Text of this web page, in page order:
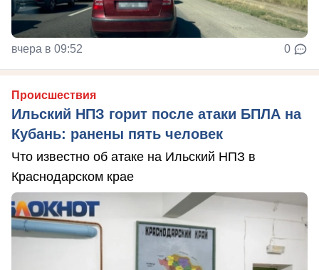
вчера в 09:52 0
Происшествия
Ильский НПЗ горит после атаки БПЛА на
Кубань: ранены пять человек
Что известно об атаке на Ильский НПЗ в
Краснодарском крае